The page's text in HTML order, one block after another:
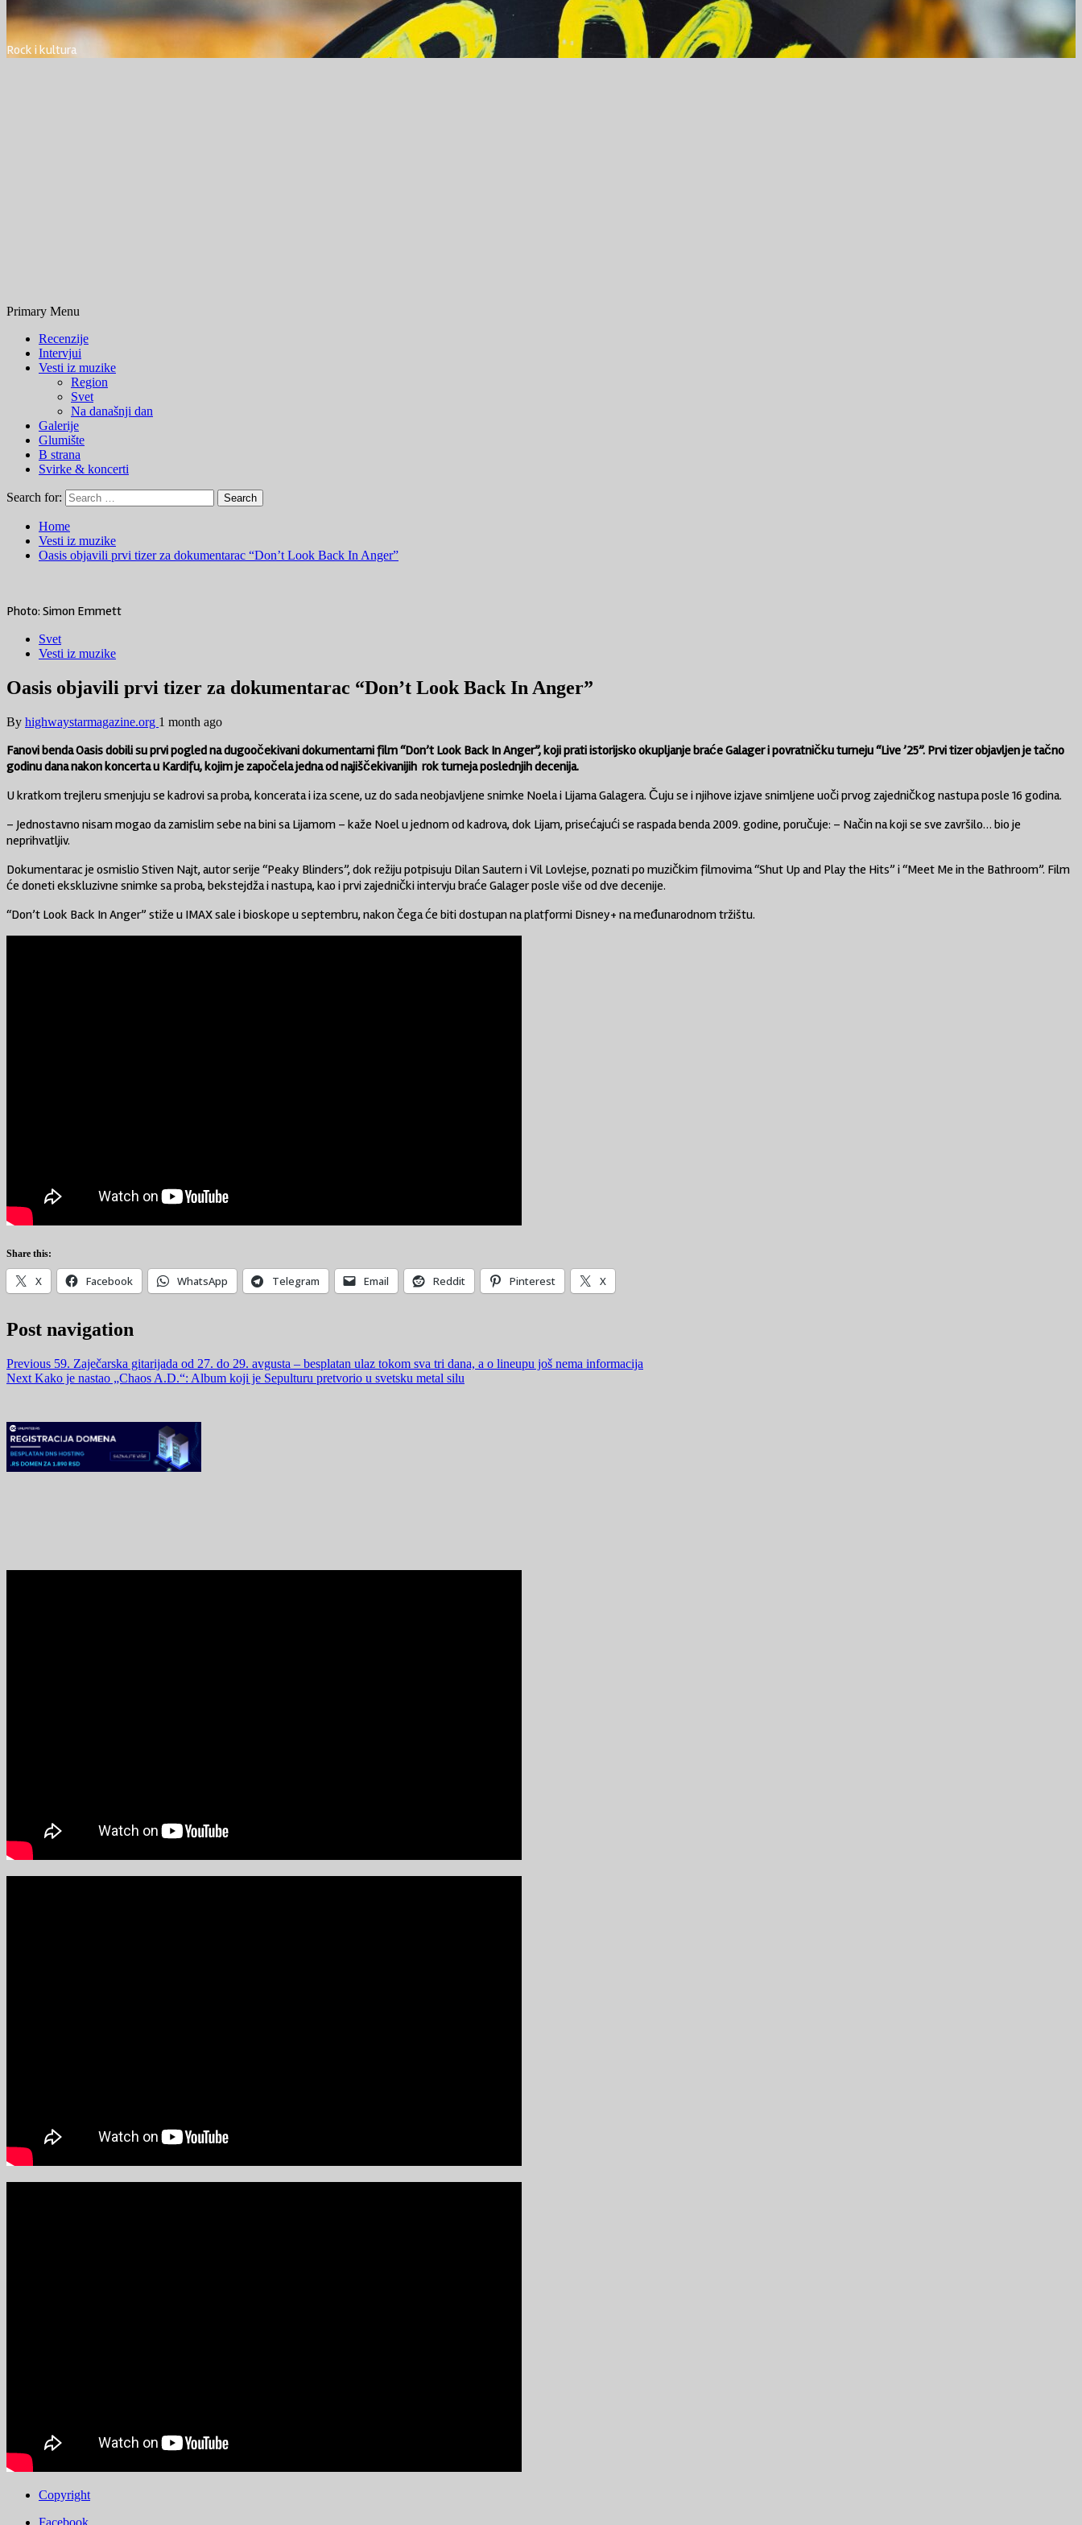
Rock i kultura
Primary Menu
Recenzije
Intervjui
Vesti iz muzike
Region
Svet
Na današnji dan
Galerije
Glumište
B strana
Svirke & koncerti
Search for:
Home
Vesti iz muzike
Oasis objavili prvi tizer za dokumentarac “Don’t Look Back In Anger”
Photo: Simon Emmett
Svet
Vesti iz muzike
Oasis objavili prvi tizer za dokumentarac “Don’t Look Back In Anger”
By highwaystarmagazine.org 1 month ago
Fanovi benda Oasis dobili su prvi pogled na dugoočekivani dokumentarni film “Don’t Look Back In Anger”, koji prati istorijsko okupljanje braće Galager i povratničku turneju “Live ’25”. Prvi tizer objavljen je tačno
godinu dana nakon koncerta u Kardifu, kojim je započela jedna od najiščekivanijih rokturneja poslednjih decenija.
U kratkom trejleru smenjuju se kadrovi sa proba, koncerata i iza scene, uz do sada neobjavljene snimke Noela i Lijama Galagera. Čuju se i njihove izjave snimljene uoči prvog zajedničkog nastupa posle 16 godina.
– Jednostavno nisam mogao da zamislim sebe na bini sa Lijamom – kaže Noel u jednom od kadrova, dok Lijam, prisećajući se raspada benda 2009. godine, poručuje: – Način na koji se sve završilo… bio je
neprihvatljiv.
Dokumentarac je osmislio Stiven Najt, autor serije “Peaky Blinders”, dok režiju potpisuju Dilan Sautern i Vil Lovlejse, poznati po muzičkim filmovima “Shut Up and Play the Hits” i “Meet Me in the Bathroom”. Film
će doneti ekskluzivne snimke sa proba, bekstejdža i nastupa, kao i prvi zajednički intervju braće Galager posle više od dve decenije.
“Don’t Look Back In Anger” stiže u IMAX sale i bioskope u septembru, nakon čega će biti dostupan na platformi Disney+ na međunarodnom tržištu.
Share this:
X Facebook WhatsApp Telegram Email Reddit Pinterest X
Post navigation
Previous 59. Zaječarska gitarijada od 27. do 29. avgusta – besplatan ulaz tokom sva tri dana, a o lineupu još nema informacija
Next Kako je nastao „Chaos A.D.“: Album koji je Sepulturu pretvorio u svetsku metal silu
Copyright